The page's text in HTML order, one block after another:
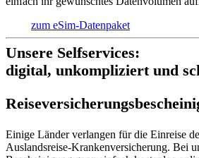
zum eSim-Datenpaket
Unsere Selfservices:
digital, unkompliziert und
Einige Länder verlangen für die Einreise
Auslandsreise-Krankenversicherung. Bei